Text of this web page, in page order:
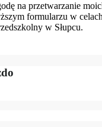
na przetwarzanie
formularzu w
w Słupcu.